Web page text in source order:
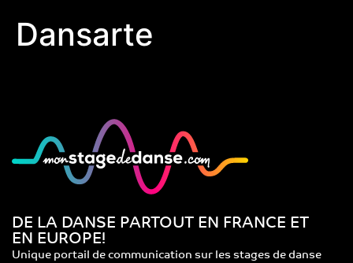
Dansarte
DE LA DANSE PARTOUT EN FRANCE ET
EN EUROPE!
Unique portail de communication sur les stages de danse